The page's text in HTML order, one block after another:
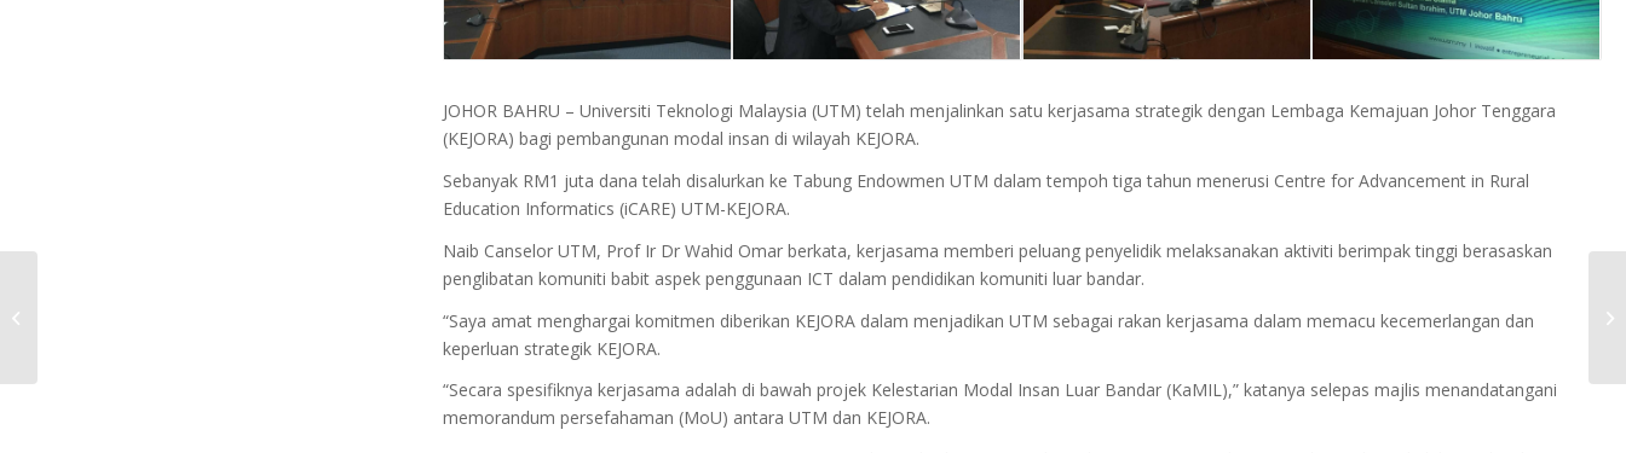
JOHOR BAHRU – Universiti Teknologi Malaysia (UTM) telah menjalinkan satu kerjasama strategik dengan Lembaga Kemajuan Johor Tenggara
(KEJORA) bagi pembangunan modal insan di wilayah KEJORA.
Sebanyak RM1 juta dana telah disalurkan ke Tabung Endowmen UTM dalam tempoh tiga tahun menerusi Centre for Advancement in Rural
Education Informatics (iCARE) UTM-KEJORA.
Naib Canselor UTM, Prof Ir Dr Wahid Omar berkata, kerjasama memberi peluang penyelidik melaksanakan aktiviti berimpak tinggi berasaskan
penglibatan komuniti babit aspek penggunaan ICT dalam pendidikan komuniti luar bandar.
“Saya amat menghargai komitmen diberikan KEJORA dalam menjadikan UTM sebagai rakan kerjasama dalam memacu kecemerlangan dan
keperluan strategik KEJORA.
“Secara spesifiknya kerjasama adalah di bawah projek Kelestarian Modal Insan Luar Bandar (KaMIL),” katanya selepas majlis menandatangani
memorandum persefahaman (MoU) antara UTM dan KEJORA.